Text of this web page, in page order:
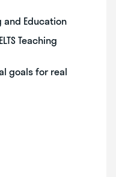
and Education
Teaching
goals for real